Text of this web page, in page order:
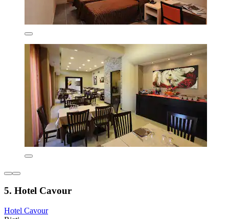
5. Hotel Cavour
Hotel Cavour